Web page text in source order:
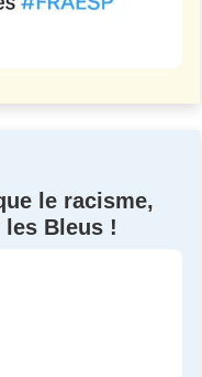
le racisme,
Bleus !